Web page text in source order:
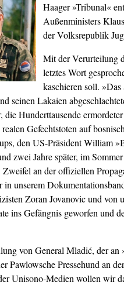
Haager »Tribunal«
Außenministers
der Volksrepublik
Mit der Verurteilung
letztes Wort
kaschieren soll.
seinen Lakaien
Hunderttausende
Gefechtstoten auf
den US-Präsident William
zwei Jahre später, im
Zweifel an der offiziellen
in unserem
Zoran Jovanovic und
ins Gefängnis geworfen und
von General Mladić, der
Pawlowsche Pressehund an
Unisono-Medien wollen wir